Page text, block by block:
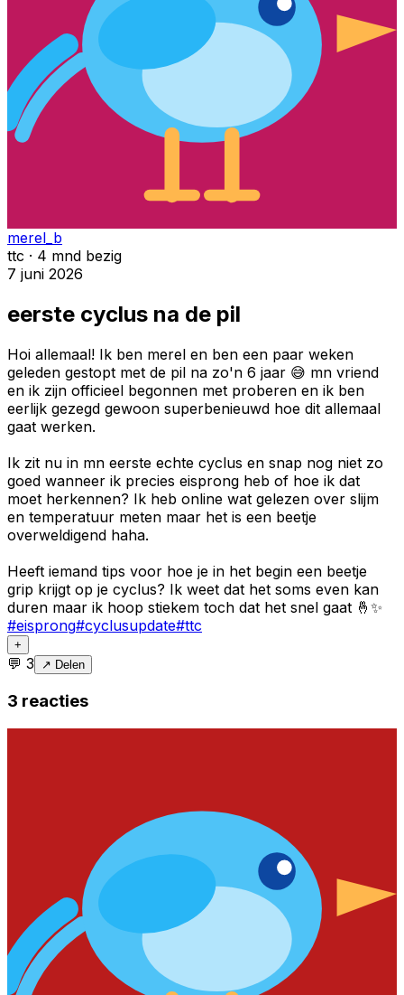
merel_b
ttc · 4 mnd bezig
7 juni 2026
eerste cyclus na de pil
Hoi allemaal! Ik ben merel en ben een paar weken
geleden gestopt met de pil na zo'n 6 jaar 😅 mn vriend
en ik zijn officieel begonnen met proberen en ik ben
eerlijk gezegd gewoon superbenieuwd hoe dit allemaal
gaat werken.
Ik zit nu in mn eerste echte cyclus en snap nog niet zo
goed wanneer ik precies eisprong heb of hoe ik dat
moet herkennen? Ik heb online wat gelezen over slijm
en temperatuur meten maar het is een beetje
overweldigend haha.
Heeft iemand tips voor hoe je in het begin een beetje
grip krijgt op je cyclus? Ik weet dat het soms even kan
duren maar ik hoop stiekem toch dat het snel gaat 🤞✨
#eisprong#cyclusupdate#ttc
+
💬 3 ↗ Delen
3 reacties